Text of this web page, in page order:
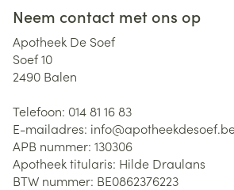
Neem contact met ons op
Apotheek De Soef
Soef 10
2490 Balen
Telefoon: 014 81 16 83
E-mailadres: info@
APB nummer: 130306
Apotheek titularis: Hilde Draulans
BTW nummer: BE0862376223